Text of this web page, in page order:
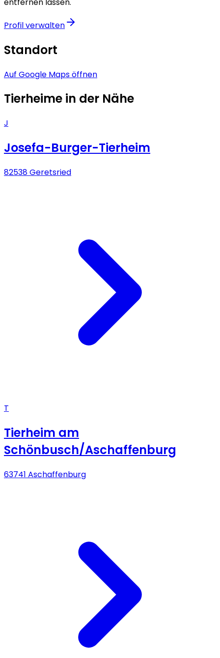
Profil verwalten
Standort
Auf Google Maps öffnen
Tierheime in der Nähe
J
Josefa-Burger-Tierheim
82538 Geretsried
T
Tierheim am
Schönbusch/Aschaffenburg
63741 Aschaffenburg